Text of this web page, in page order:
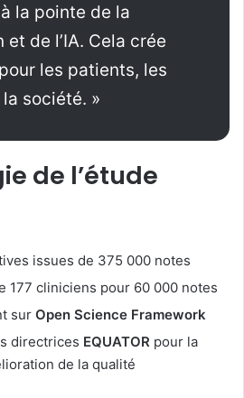
la pointe de la
de l’IA. Cela crée
les patients, les
société. »
de l’étude
issues de 375 000 notes
177 cliniciens pour 60 000 notes
sur Open Science Framework
directrices EQUATOR pour la
de la qualité